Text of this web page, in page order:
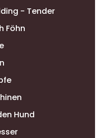
- Tender
Föhn
Hund